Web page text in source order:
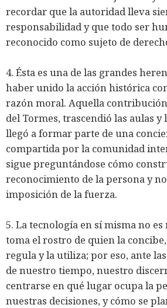
recordar que la autoridad lleva
responsabilidad y que todo ser
reconocido como sujeto de
4. Ésta es una de las grandes
haber unido la acción histórica
razón moral. Aquella
del Tormes, trascendió las aulas y
llegó a formar parte de una
compartida por la comunidad
sigue preguntándose cómo
reconocimiento de la persona y
imposición de la fuerza.
5. La tecnología en sí misma no
toma el rostro de quien la
regula y la utiliza; por eso, ante
de nuestro tiempo, nuestro
centrarse en qué lugar ocupa la
nuestras decisiones, y cómo se